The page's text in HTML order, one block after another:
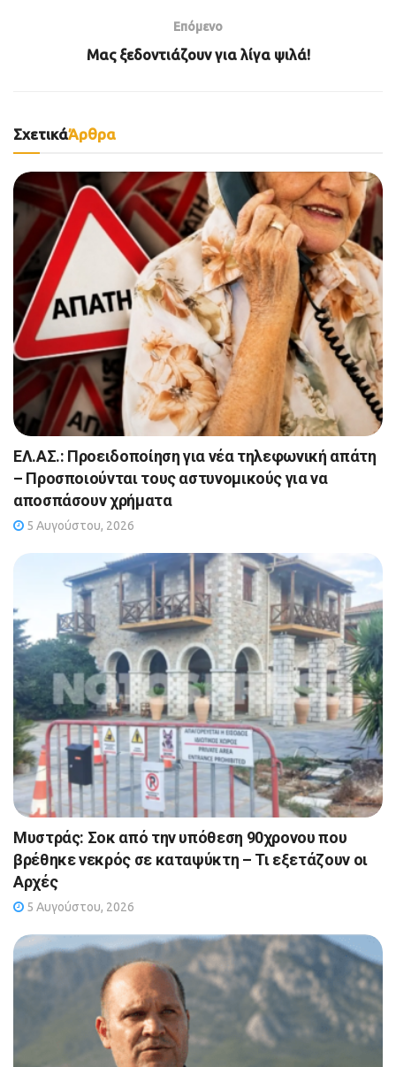
Επόμενο
Μας ξεδοντιάζουν για λίγα ψιλά!
ΣχετικάΆρθρα
ΕΛ.ΑΣ.: Προειδοποίηση για νέα τηλεφωνική απάτη
– Προσποιούνται τους αστυνομικούς για να
αποσπάσουν χρήματα
5 Αυγούστου, 2026
Μυστράς: Σοκ από την υπόθεση 90χρονου που
βρέθηκε νεκρός σε καταψύκτη – Τι εξετάζουν οι
Αρχές
5 Αυγούστου, 2026